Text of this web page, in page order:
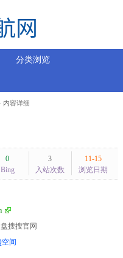
分类浏览
内容详细
0
Bing
3
入站次数
11-15
浏览日期
盘搜搜官网
空间